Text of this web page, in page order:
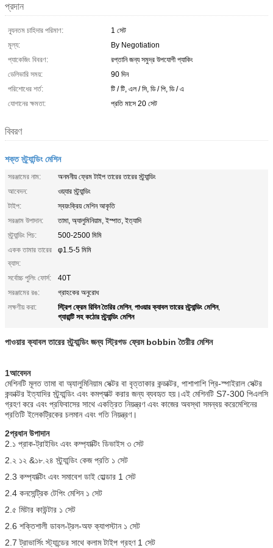
প্রদান
ন্যূনতম চাহিদার পরিমাণ:
1 সেট
মূল্য:
By Negotiation
প্যাকেজিং বিবরণ:
রপ্তানি জন্য সমুদ্র উপযোগী প্যাকিং
ডেলিভারি সময়:
90 দিন
পরিশোধের শর্ত:
টি / টি, এল / সি, ডি / পি, ডি / এ
যোগানের ক্ষমতা:
প্রতি মাসে 20 সেট
বিবরণ
শক্ত স্ট্র্যান্ডিং মেশিন
সরঞ্জামের নাম:
অনমনীয় ফ্রেম টাইপ তারের তারের স্ট্র্যান্ডিং
আবেদন:
ওয়্যার স্ট্র্যান্ডিং
টাইপ:
স্বয়ংক্রিয় মেশিন আকৃতি
সরঞ্জাম উপাদান:
তামা, অ্যালুমিনিয়াম, ইস্পাত, ইত্যাদি
স্ট্র্যান্ডিং পিচ:
500-2500 মিমি
একক তামার তারের
ব্যাস:
φ1.5-5 মিমি
সর্বোচ্চ পুলিং ফোর্স:
40T
সরঞ্জামের রঙ:
গ্রাহকের অনুরোধ
লক্ষণীয় করা:
স্ট্রিপ ফ্রেম রিবিন তৈরির মেশিন, পাওয়ার ক্যাবল তারের স্ট্র্যান্ডিং মেশিন,
গ্যারান্টি সহ কঠোর স্ট্র্যান্ডিং মেশিন
পাওয়ার ক্যাবল তারের স্ট্র্যান্ডিং জন্য স্ট্রিগড ফ্রেম bobbin তৈরীর মেশিন
1আবেদন
মেশিনটি মূলত তামা বা অ্যালুমিনিয়াম সেক্টর বা বৃত্তাকার কন্ডাক্টর, পাশাপাশি প্রি-স্পাইরাল সেক্টর
কন্ডাক্টর ইত্যাদির স্ট্র্যান্ডিং এবং কমপ্যাক্ট করার জন্য ব্যবহৃত হয়।এই মেশিনটি S7-300 পিএলসি
গ্রহণ করে এবং প্রফিবাসের সাথে একত্রিত নিয়ন্ত্রণ এবং কাজের অবস্থা সমন্বয় করেমেশিনের
প্রতিটি ইলেকট্রিকের চলমান এবং গতি নিয়ন্ত্রণ।
2প্রধান উপাদান
2.১ প্রাক-ট্রাইভিং এবং কম্প্যাক্টিং ডিভাইস ৩ সেট
2.২ ১২ &১৮.২৪ স্ট্র্যান্ডিং কেজ প্রতি ১ সেট
2.3 কম্প্যাক্টিং এবং সমাবেশ ডাই হোল্ডার 1 সেট
2.4 কনসেন্ট্রিক টেপিং মেশিন ১ সেট
2.৫ মিটার কাউন্টার ১ সেট
2.6 শক্তিশালী ডাবল-ট্রল-অফ ক্যাপস্টান ১ সেট
2.7 ট্রাভার্সিং স্ট্যান্ডের সাথে কলাম টাইপ গ্রহণ 1 সেট